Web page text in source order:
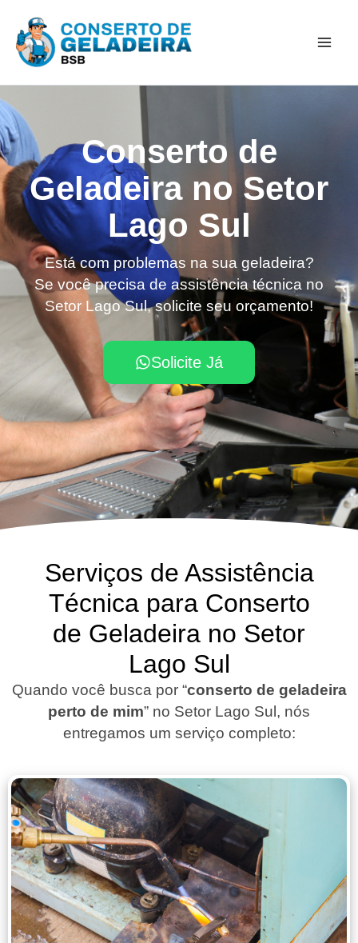
para
Conserto de
Geladeira no Setor
Lago Sul
Está com problemas na sua geladeira?
Se você precisa de assistência técnica no
Setor Lago Sul, solicite seu orçamento!
Solicite Já
Serviços de Assistência
Técnica para Conserto
de Geladeira no Setor
Lago Sul
Quando você busca por “conserto de geladeira
perto de mim” no Setor Lago Sul, nós
entregamos um serviço completo: